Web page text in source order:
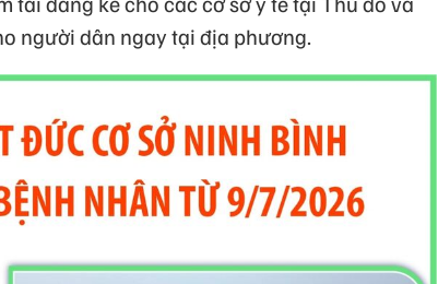
người dân ngay tại địa phương.